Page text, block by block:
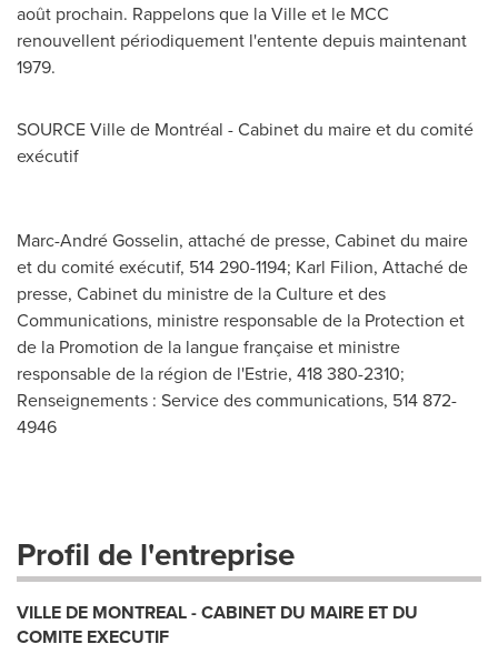
août prochain. Rappelons que la Ville et le MCC
renouvellent périodiquement l'entente depuis maintenant
1979.
SOURCE Ville de Montréal - Cabinet du maire et du comité
exécutif
Marc-André Gosselin, attaché de presse, Cabinet du maire
et du comité exécutif, 514 290-1194; Karl Filion, Attaché de
presse, Cabinet du ministre de la Culture et des
Communications, ministre responsable de la Protection et
de la Promotion de la langue française et ministre
responsable de la région de l'Estrie, 418 380-2310;
Renseignements : Service des communications, 514 872-
4946
Profil de l'entreprise
VILLE DE MONTREAL - CABINET DU MAIRE ET DU
COMITE EXECUTIF